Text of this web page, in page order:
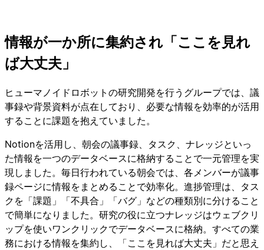
情報が一か所に集約され「ここを見れ
ば大丈夫」
ヒューマノイドロボットの研究開発を行うグループでは、議
事録や背景資料が点在しており、必要な情報を効率的が活用
することに課題を抱えていました。
Notionを活用し、朝会の議事録、タスク、ナレッジといっ
た情報を一つのデータベースに格納することで一元管理を実
現しました。毎日行われている朝会では、各メンバーが議事
録ページに情報をまとめることで効率化。進捗管理は、タス
クを「課題」「不具合」「バグ」などの種類別に分けること
で簡単になりました。研究の役に立つナレッジはウェブクリ
ップを使いワンクリックでデータベースに格納。すべての業
務における情報を集約し、「ここを見れば大丈夫」だと思え